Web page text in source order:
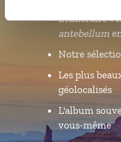
L’itinéraire
antebellum
Notre
Les plus
géolocalisés
L'album
vous-même